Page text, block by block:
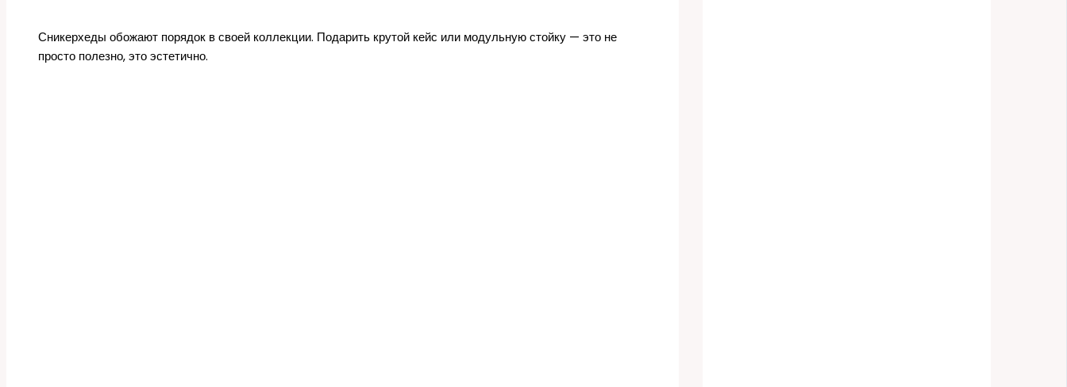
Сникерхеды обожают порядок в своей коллекции. Подарить крутой кейс или модульную стойку — это не
просто полезно, это эстетично.